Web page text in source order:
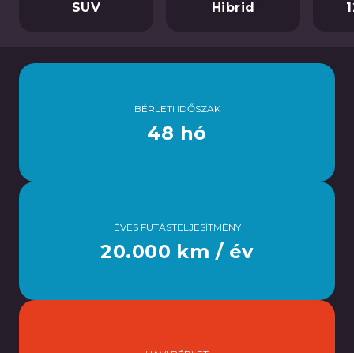
SUV
Hibrid
BÉRLETI IDŐSZAK
48 hó
ÉVES FUTÁSTELJESÍTMÉNY
20.000 km / év